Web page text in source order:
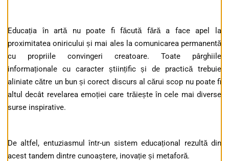
Educația în artă nu poate fi făcută fără a face apel la
proximitatea oniricului și mai ales la comunicarea permanentă
cu propriile convingeri creatoare. Toate pârghiile
informaționale cu caracter științific și de practică trebuie
aliniate către un bun și corect discurs al cărui scop nu poate fi
altul decât revelarea emoției care trăiește în cele mai diverse
surse inspirative.
De altfel, entuziasmul într-un sistem educațional rezultă din
acest tandem dintre cunoaștere, inovație și metaforă.